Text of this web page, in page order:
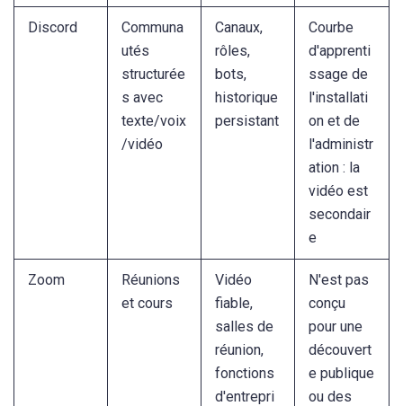
Discord
Communa
utés
structurée
s avec
texte/voix
/vidéo
Canaux,
rôles,
bots,
historique
persistant
Courbe
d'apprenti
ssage de
l'installati
on et de
l'administr
ation : la
vidéo est
secondair
e
Zoom
Réunions
et cours
Vidéo
fiable,
salles de
réunion,
fonctions
d'entrepri
N'est pas
conçu
pour une
découvert
e publique
ou des